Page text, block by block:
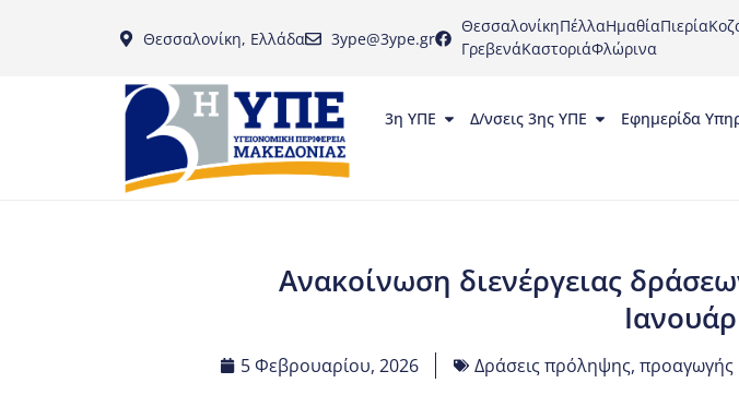
Θεσσαλονίκη, Ελλάδα 3ype@3ype.gr
ΘεσσαλονίκηΠέλλαΗμαθίαΠιερία
ΓρεβενάΚαστοριάΦλώρινα
3η ΥΠΕ Δ/νσεις 3ης ΥΠΕ Εφημερίδα
Ανακοίνωση διενέργειας
5 Φεβρουαρίου, 2026 Δράσεις πρόληψης, προαγωγής